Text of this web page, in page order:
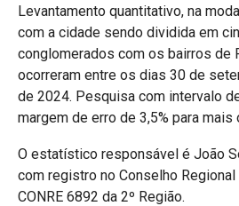
Levantamento quantitativo, na
com a cidade sendo dividida em
conglomerados com os bairros de
ocorreram entre os dias 30 de
de 2024. Pesquisa com intervalo
margem de erro de 3,5% para mais
O estatístico responsável é João
com registro no Conselho
CONRE 6892 da 2º Região.